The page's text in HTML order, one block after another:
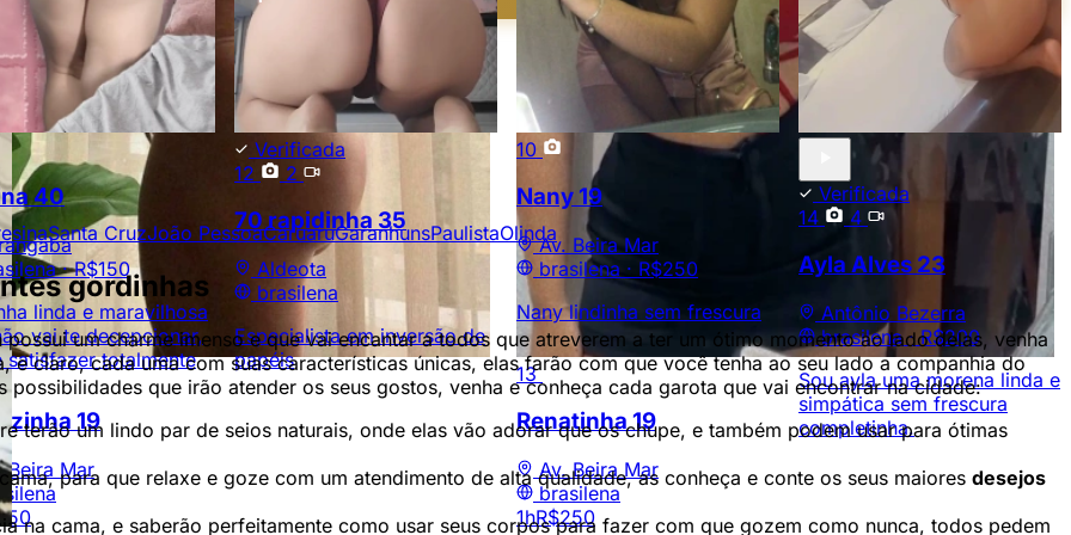
19
Beira Mar
13
Renatinha19
Av. Beira Mar
brasilena
1hR$250
40
·R$150
linda e maravilhosa
vai te decepcionar,
satisfazer totalmente
Verificada
12
2
70 rapidinha 35
Aldeota
brasilena
Especialista em inversão de
papéis
10
Nany19
Av. Beira Mar
brasilena · R$250
Nany lindinha sem frescura
Verificada
14
4
Ayla Alves 23
Antônio Bezerra
brasilena ·R$200
Sou ayla uma morena linda e
simpática sem frescura
completinha.
Santa CruzJoão PessoaCaruaruGaranhunsPaulistaOlinda
gordinhas
possui um charme imenso e que vai encantar a todos que atreverem a ter um ótimo momento ao lado delas, venha
e claro, cada uma com suas características únicas, elas farão com que você tenha ao seu lado a companhia do
possibilidades que irão atender os seus gostos, venha e conheça cada garota que vai encontrar na cidade:
terão um lindo par de seios naturais, onde elas vão adorar que os chupe, e também podem usar para ótimas
para que relaxe e goze com um atendimento de alta qualidade, as conheça e conte os seus maiores desejos
na cama, e saberão perfeitamente como usar seus corpos para fazer com que gozem como nunca, todos pedem